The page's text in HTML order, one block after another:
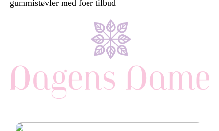
gummistøvler med foer tilbud